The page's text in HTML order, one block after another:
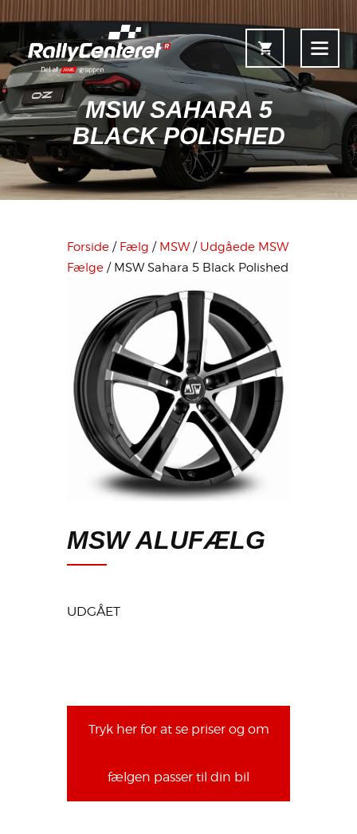
MSW SAHARA 5
BLACK POLISHED
Forside
Shop
Information & Service
Fælgkonfigurator
Forside / Fælg / MSW/ Udgåede MSW
Fælge / MSW Sahara 5 Black Polished
MSW ALUFÆLG
UDGÅET
Tryk her for at se priser og om
fælgen passer til din bil